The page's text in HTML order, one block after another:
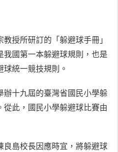
授所研訂的「躲避球手冊」
國第一本躲避球規則，也是
統一競技規則。
辦十九屆的臺灣省國民小學躲
此，國民小學躲避球比賽由
良島校長因應時宜，將躲避球